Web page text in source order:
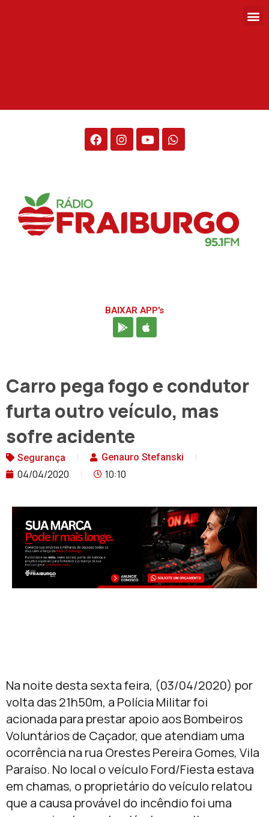
BAIXAR APP's
Carro pega fogo e condutor
furta outro veículo, mas
sofre acidente
Segurança Genauro Stefanski
04/04/2020 10:10
Na noite desta sexta feira, (03/04/2020) por
volta das 21h50m, a Polícia Militar foi
acionada para prestar apoio aos Bombeiros
Voluntários de Caçador, que atendiam uma
ocorrência na rua Orestes Pereira Gomes, Vila
Paraíso. No local o veículo Ford/Fiesta estava
em chamas, o proprietário do veículo relatou
que a causa provável do incêndio foi uma